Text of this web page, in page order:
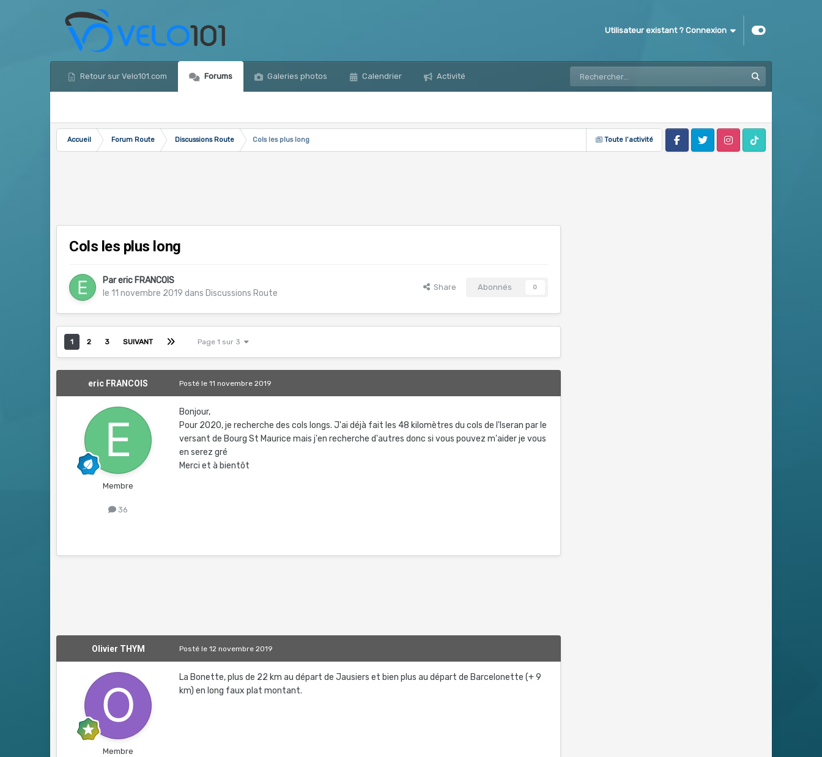
Utilisateur existant ? Connexion
Retour sur Velo101.com Forums Galeries photos Calendrier Activité
Toute l’activité
Accueil Forum Route Discussions Route
Cols les plus long
FacebookTwitter InstagramTik Tok
Cols les plus long
Pareric FRANCOIS
le 11 novembre 2019 dans Discussions Route
Share Abonnés 0
1 2 3 SUIVANT Page 1 sur 3
eric FRANCOIS
Membre
36
Postéle 11 novembre 2019
Bonjour,
Pour 2020, je recherche des cols longs. J'ai déjà fait les 48 kilomètres du cols de l'Iseran par le
versant de Bourg St Maurice mais j'en recherche d'autres donc si vous pouvez m'aider je vous
en serez gré
Merci et à bientôt
Olivier THYM
Membre
Postéle 12 novembre 2019
La Bonette, plus de 22 km au départ de Jausiers et bien plus au départ de Barcelonette (+ 9
km) en long faux plat montant.